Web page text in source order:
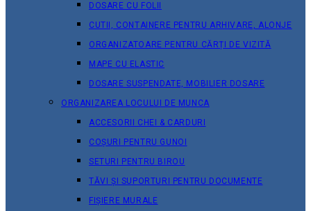
DOSARE CU FOLII
CUTII, CONTAINERE PENTRU ARHIVARE, ALONJE
ORGANIZATOARE PENTRU CĂRȚI DE VIZITĂ
MAPE CU ELASTIC
DOSARE SUSPENDATE, MOBILIER DOSARE
ORGANIZAREA LOCULUI DE MUNCA
ACCESORII CHEI & СARDURI
COȘURI PENTRU GUNOI
SETURI PENTRU BIROU
TĂVI ȘI SUPORTURI PENTRU DOCUMENTE
FIȘIERE MURALE